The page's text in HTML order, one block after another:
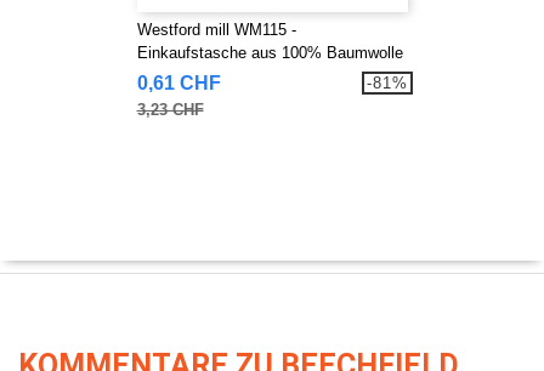
Westford mill WM115 -
Einkaufstasche aus 100% Baumwolle
0,61 CHF
3,23 CHF
-81%